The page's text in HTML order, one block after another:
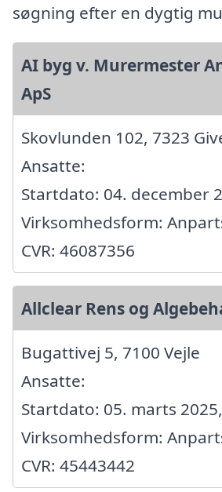
søgning efter en dygtig
AI byg v. Murermester
ApS
Skovlunden 102, 7323
Ansatte:
Startdato: 04. december
Virksomhedsform:
CVR: 46087356
Allclear Rens og
Bugattivej 5, 7100 Vejle
Ansatte:
Startdato: 05. marts 2025,
Virksomhedsform:
CVR: 45443442